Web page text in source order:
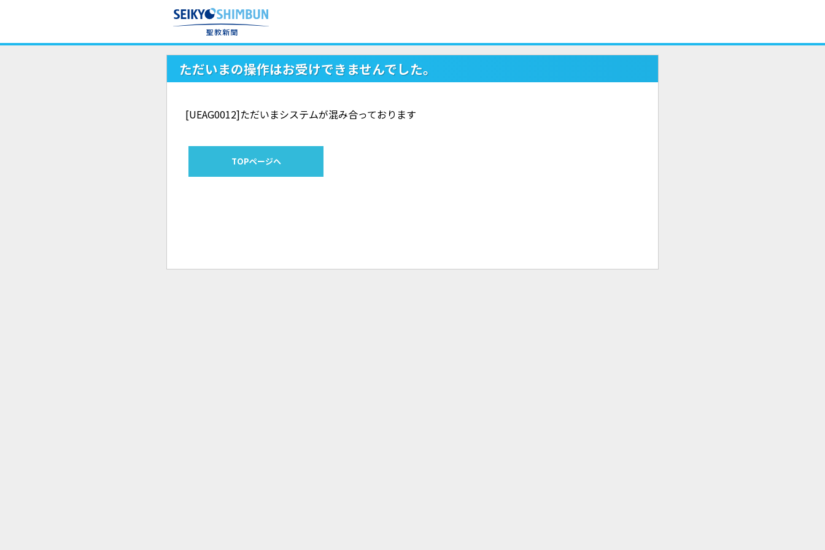
ただいまの操作はお受けできませんでした。
[UEAG0012]ただいまシステムが混み合っております
TOPページへ